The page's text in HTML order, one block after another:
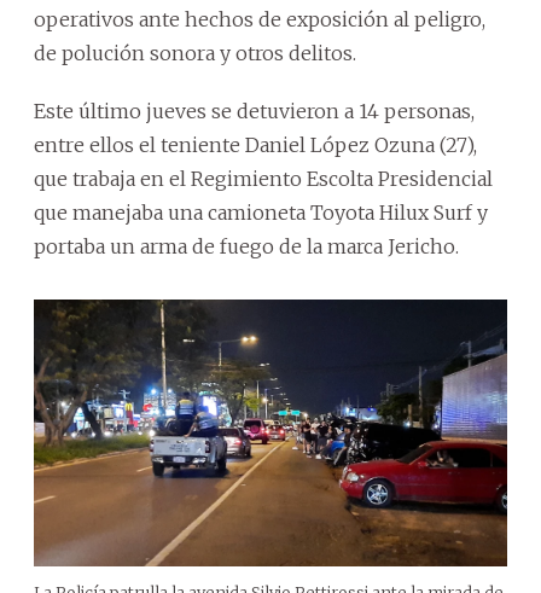
operativos ante hechos de exposición al peligro,
de polución sonora y otros delitos.
Este último jueves se detuvieron a 14 personas,
entre ellos el teniente Daniel López Ozuna (27),
que trabaja en el Regimiento Escolta Presidencial
que manejaba una camioneta Toyota Hilux Surf y
portaba un arma de fuego de la marca Jericho.